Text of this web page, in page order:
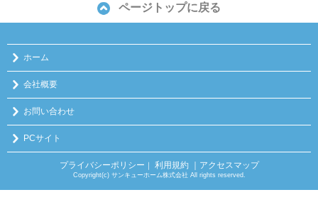
ページトップに戻る
ホーム
会社概要
お問い合わせ
PCサイト
プライバシーポリシー ｜ 利用規約 ｜アクセスマップ
Copyright(c) サンキューホーム株式会社 All rights reserved.